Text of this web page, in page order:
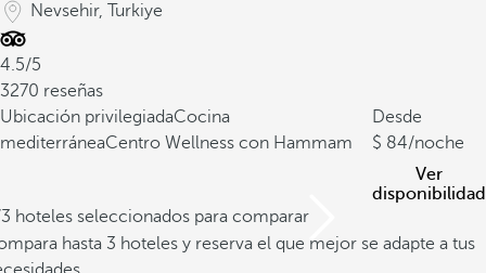
Nevsehir, Turkiye
4.5/5
3270 reseñas
Ubicación privilegiadaCocina
mediterráneaCentro Wellness con Hammam
Desde
84/noche
Ver
disponibilidad
hoteles seleccionados para comparar
hasta 3 hoteles y reserva el que mejor se adapte a tus